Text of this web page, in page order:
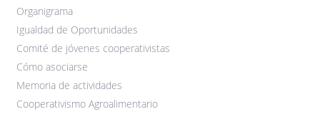
Organigrama
Igualdad de Oportunidades
Comité de jóvenes cooperativistas
Cómo asociarse
Memoria de actividades
Cooperativismo Agroalimentario